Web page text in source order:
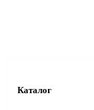
Каталог